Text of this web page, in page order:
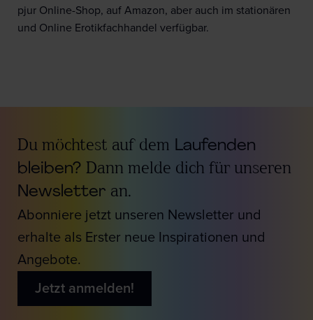
pjur Online-Shop, auf Amazon, aber auch im stationären
und Online Erotikfachhandel verfügbar.
Du möchtest auf dem Laufenden
bleiben? Dann melde dich für unseren
Newsletter an.
Abonniere jetzt unseren Newsletter und
erhalte als Erster neue Inspirationen und
Angebote.
Jetzt anmelden!